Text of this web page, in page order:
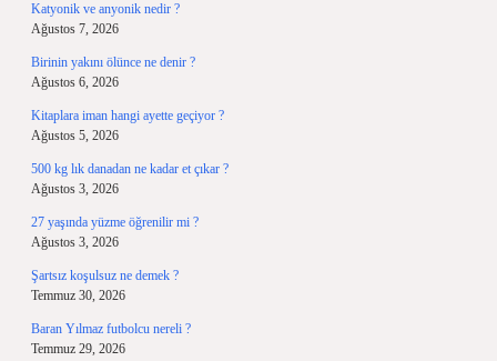
Katyonik ve anyonik nedir ?
Ağustos 7, 2026
Birinin yakını ölünce ne denir ?
Ağustos 6, 2026
Kitaplara iman hangi ayette geçiyor ?
Ağustos 5, 2026
500 kg lık danadan ne kadar et çıkar ?
Ağustos 3, 2026
27 yaşında yüzme öğrenilir mi ?
Ağustos 3, 2026
Şartsız koşulsuz ne demek ?
Temmuz 30, 2026
Baran Yılmaz futbolcu nereli ?
Temmuz 29, 2026